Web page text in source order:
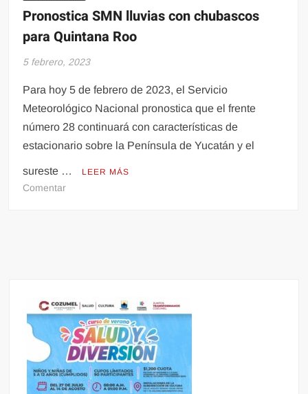
Pronostica SMN lluvias con chubascos
para Quintana Roo
5 febrero, 2023
Para hoy 5 de febrero de 2023, el Servicio
Meteorológico Nacional pronostica que el frente
número 28 continuará con características de
estacionario sobre la Península de Yucatán y el
sureste … LEER MÁS
Comentaren
Roo